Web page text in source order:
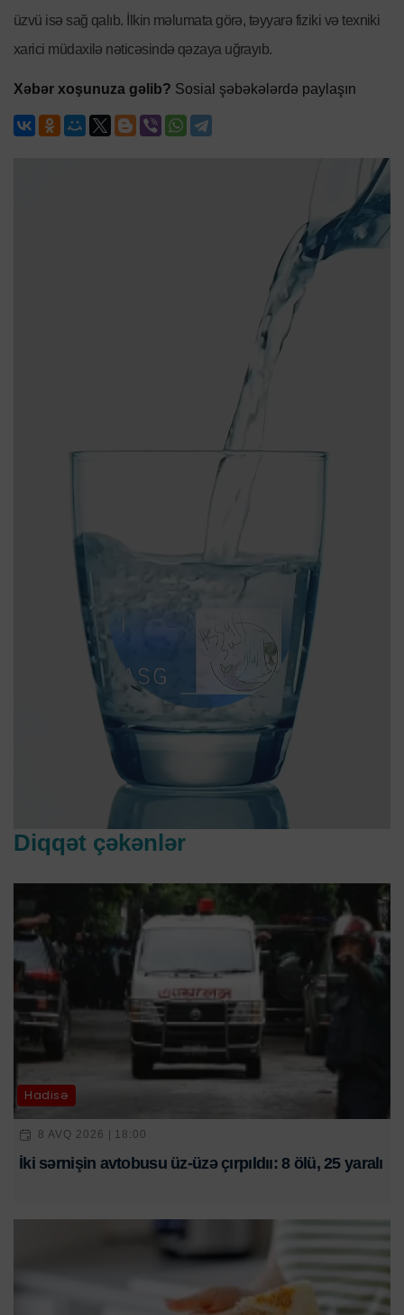
üzvü isə sağ qalıb. İlkin məlumata görə, təyyarə fiziki və texniki
xarici müdaxilə nəticəsində qəzaya uğrayıb.
Xəbər xoşunuza gəlib? Sosial şəbəkələrdə paylaşın
Diqqət çəkənlər
Hadisə
8 AVQ 2026 | 18:00
İki sərnişin avtobusu üz-üzə çırpıldıı: 8 ölü, 25 yaralı